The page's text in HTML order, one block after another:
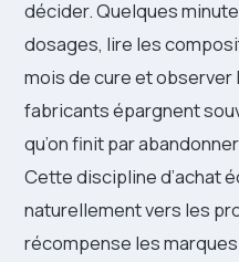
décider. Quelques
dosages, lire les
mois de cure et observer
fabricants épargnent
qu’on finit par
Cette discipline d’achat
naturellement vers les
récompense les